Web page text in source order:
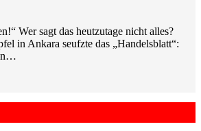
Wer sagt das heutzutage nicht alles?
in Ankara seufzte das „Handelsblatt“: